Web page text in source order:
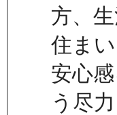
方、
住ま
安心
う尽